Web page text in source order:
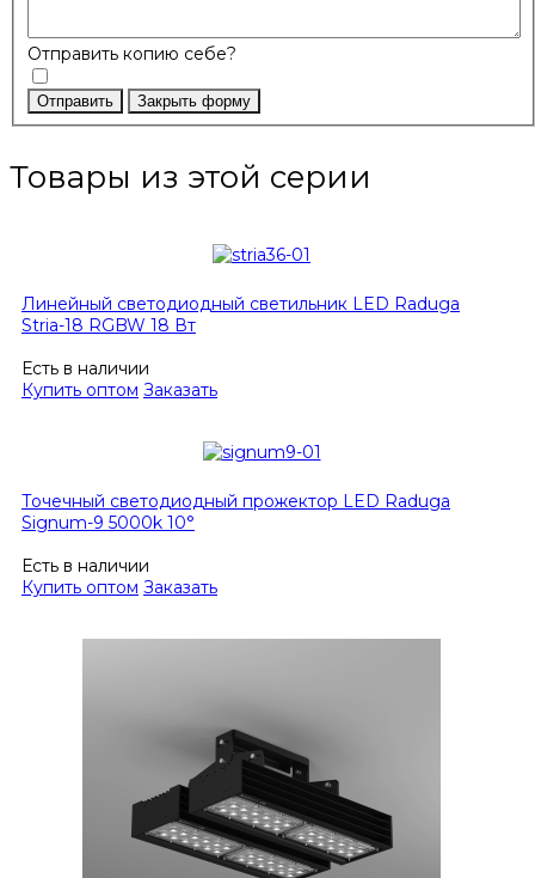
Отправить копию себе?
Отправить Закрыть форму
Товары из этой серии
Линейный светодиодный светильник LED Raduga
Stria-18 RGBW 18 Вт
Есть в наличии
Купить оптом Заказать
Точечный светодиодный прожектор LED Raduga
Signum-9 5000k 10°
Есть в наличии
Купить оптом Заказать